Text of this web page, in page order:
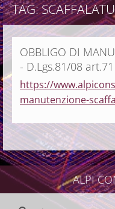
TAG:
OBBLIGO DI
- D.Lgs.81/08 art.71
https://
manutenzione-
ALPI